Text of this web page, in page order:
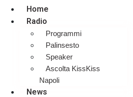
Home
Radio
Programmi
Palinsesto
Speaker
Ascolta KissKiss
Napoli
News